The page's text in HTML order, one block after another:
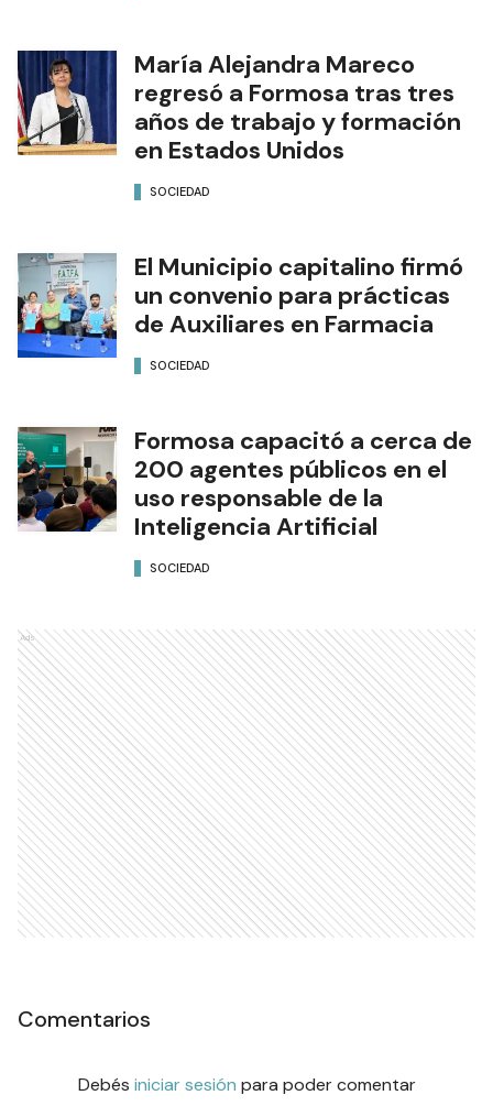
María Alejandra Mareco
regresó a Formosa tras tres
años de trabajo y formación
en Estados Unidos
SOCIEDAD
El Municipio capitalino firmó
un convenio para prácticas
de Auxiliares en Farmacia
SOCIEDAD
Formosa capacitó a cerca de
200 agentes públicos en el
uso responsable de la
Inteligencia Artificial
SOCIEDAD
Ads
Comentarios
Debés iniciar sesión para poder comentar